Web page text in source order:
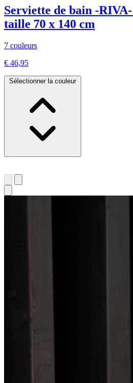
Serviette de bain -
taille 70 x 140 cm
7 couleurs
€ 46,95
Sélectionner la couleur